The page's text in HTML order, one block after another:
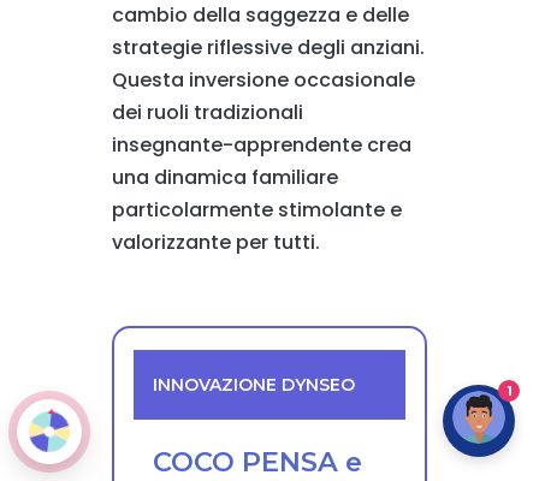
cambio della saggezza e delle
strategie riflessive degli anziani.
Questa inversione occasionale
dei ruoli tradizionali
insegnante-apprendente crea
una dinamica familiare
particolarmente stimolante e
valorizzante per tutti.
INNOVAZIONE DYNSEO
COCO PENSA e
1